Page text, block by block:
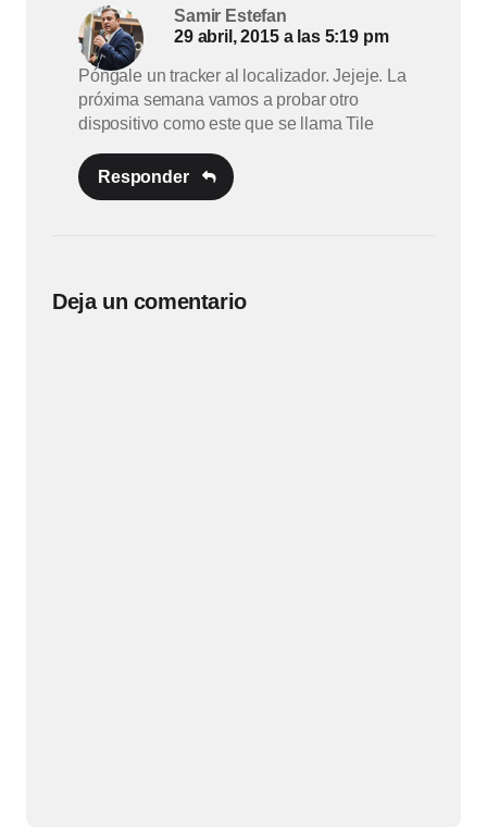
Samir Estefan
29 abril, 2015 a las 5:19 pm
Póngale un tracker al localizador. Jejeje. La
próxima semana vamos a probar otro
dispositivo como este que se llama Tile
Responder
Deja un comentario